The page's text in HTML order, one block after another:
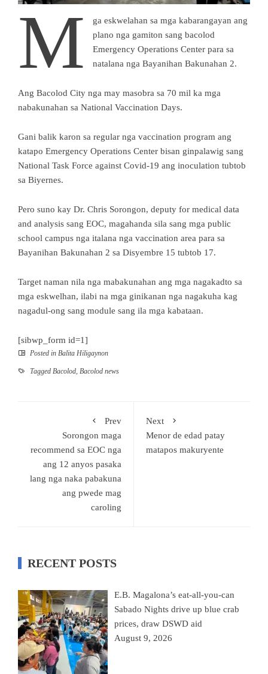
M
ga eskwelahan sa mga kabarangayan ang
plano nga gamiton sang bacolod
Emergency Operations Center para sa
natalana nga Bayanihan Bakunahan 2.
Ang Bacolod City nga may masobra sa 70 mil ka mga
nabakunahan sa National Vaccination Days.
Gani balik karon sa regular nga vaccination program ang
katapo Emergency Operations Center bisan ginpalawig sang
National Task Force against Covid-19 ang inoculation tubtob
sa Biyernes.
Pero suno kay Dr. Chris Sorongon, deputy for medical data
and analysis sang EOC, magahanda sila sang mga public
school campus nga italana nga vaccination area para sa
Bayanihan Bakunahan 2 sa Disyembre 15 tubtob 17.
Target naman nila nga mabakunahan ang mga nagakadto sa
mga eskwelhan, ilabi na mga ginikanan nga nagakuha kag
nagadul-ong sang module sang ila mga kabataan.
[sibwp_form id=1]
Posted in Balita Hiligaynon
Tagged Bacolod Bacolod news
Prev
Sorongon maga
recommend sa EOC nga
ang 12 anyos pasaka
lang nga naka pabakuna
ang pwede mag
caroling
Next
Menor de edad patay
matapos makuryente
RECENT POSTS
E.B. Magalona’s eat-all-you-can
Sabado Nights drive up blue crab
prices, draw DSWD aid
August 9, 2026